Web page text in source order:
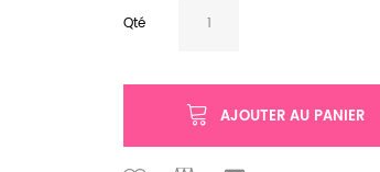
Qté
AJOUTER AU PANIER